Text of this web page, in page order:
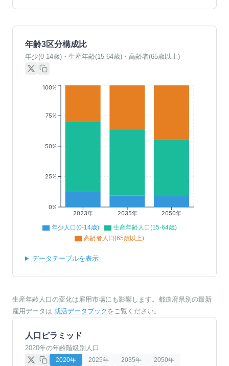
年齢3区分構成比
年少(0-14歳)・生産年齢(15-64歳)・高齢者(65歳以上)
2023年 2035年 2050年
0%
25%
50%
75%
100%
年少人口(0-14歳)
生産年齢人口(15-64歳)
高齢者人口(65歳以上)
データテーブルを表示
生産年齢人口の変化は雇用市場にも影響します。都道府県別の最新
雇用データは 就活データブック をご覧ください。
人口ピラミッド
2020年の年齢階級別人口
2020年 2025年 2035年 2050年